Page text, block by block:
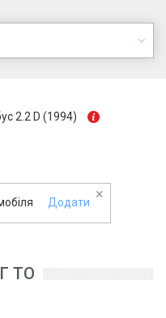
2.2 D (1994)
Додати
×
ТО